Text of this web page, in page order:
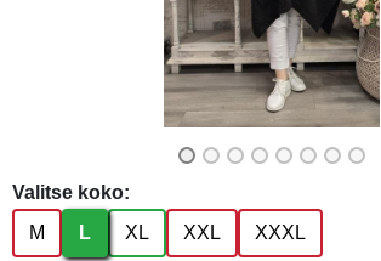
Valitse koko:
M
L XL XXL XXXL